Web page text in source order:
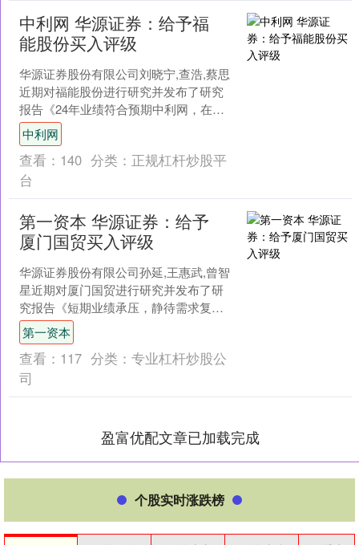
中利网 华源证券：给予福
能股份买入评级
华源证券股份有限公司刘晓宁,查浩,蔡思
近期对福能股份进行研究并发布了研究
报告《24年业绩符合预期中利网，在建
热电联产+海风带来持续成长》，给予福
能股份买入评级。....
中利网
查看： 140 分类： 正规杠杆炒股平
台
第一资本 华源证券：给予
厦门国贸买入评级
华源证券股份有限公司孙延,王惠武,曾智
星近期对厦门国贸进行研究并发布了研
究报告《短期业绩承压，静待需求复
苏》第一资本，给予厦门国贸买入评
级。 厦门国贸(6007....
第一资本
查看： 117 分类： 专业杠杆炒股公
司
盈富优配文章已加载完成
个股实时涨跌榜